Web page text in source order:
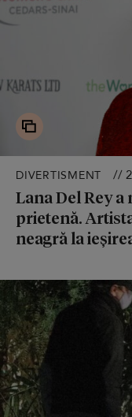
DIVERTISMENT //
Lana Del Rey
prietenă.
neagră la